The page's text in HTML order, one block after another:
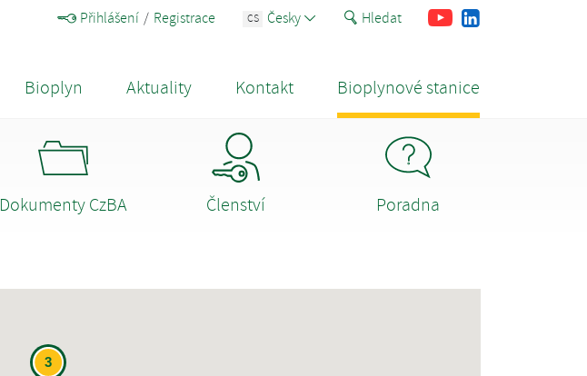
Přihlášení Registrace CS Česky Hledat FacebookYoutube
Bioplyn Aktuality Kontakt Bioplynové stanice
Dokumenty CzBA Členství Poradna
3